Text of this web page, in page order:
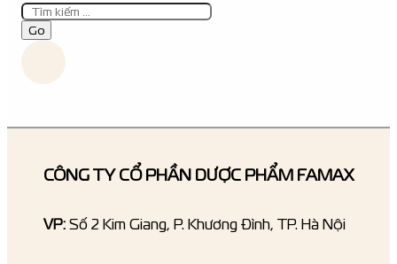
Tìm
kiếm
Go
CÔNG TY CỔ PHẦN DƯỢC PHẨM FAMAX
VP: Số 2 Kim Giang, P. Khương Đình, TP. Hà Nội